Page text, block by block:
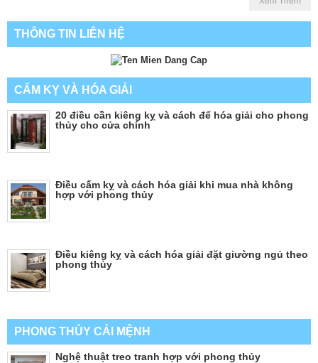
THÔNG TIN LIÊN HỆ
CẤM KỴ VÀ HÓA GIẢI
20 điều cần kiêng kỵ và cách để hóa giải cho phong
thủy cho cửa chính
Điều cấm kỵ và cách hóa giải khi mua nhà không
hợp với phong thủy
Điều kiêng kỵ và cách hóa giải đặt giường ngủ theo
phong thủy
PHONG THỦY CẢI MỆNH
Nghệ thuật treo tranh hợp với phong thủy